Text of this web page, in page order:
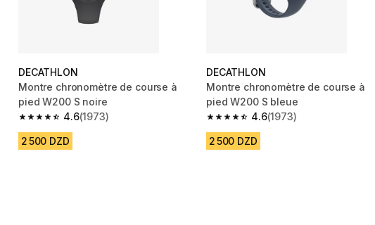
DECATHLON
Montre chronomètre de course à
pied W200 S noire
4.6
4.6 out of 5 stars from 1973 reviews
(1973)
2 500 DZD
DECATHLON
Montre chronomètre de course à
pied W200 S bleue
4.6
4.6 out of 5 stars from 1973 reviews
(1973)
2 500 DZD